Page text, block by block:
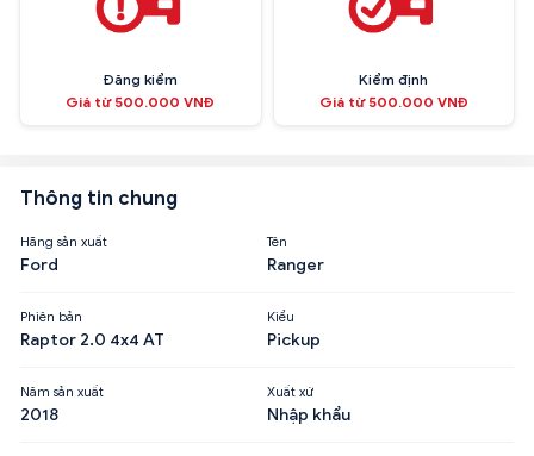
Đăng kiểm
Giá từ 500.000 VNĐ
Kiểm định
Giá từ 500.000 VNĐ
Thông tin chung
Hãng sản xuất
Ford
Tên
Ranger
Phiên bản
Raptor 2.0 4x4 AT
Kiểu
Pickup
Năm sản xuất
2018
Xuất xứ
Nhập khẩu